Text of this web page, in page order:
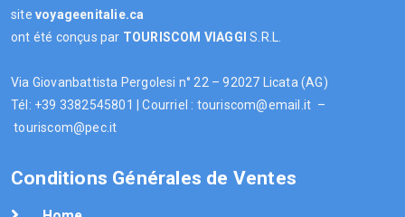
site voyageenitalie.ca
ont été conçus par TOURISCOM VIAGGI S.R.L.
Via Giovanbattista Pergolesi n° 22 – 92027 Licata (AG)
Tél: +39 3382545801 | Courriel : touriscom@email.it –
touriscom@pec.it
Conditions Générales de Ventes